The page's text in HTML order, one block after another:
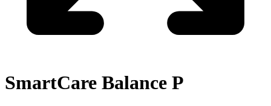
SmartCare Balance P